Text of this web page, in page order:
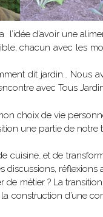
l’idée d’avoir une
chacun avec les
dit jardin… Nous
avec Tous
choix de vie
une partie de notre
cuisine…et de
discussions,
de métier ? La
construction d’une